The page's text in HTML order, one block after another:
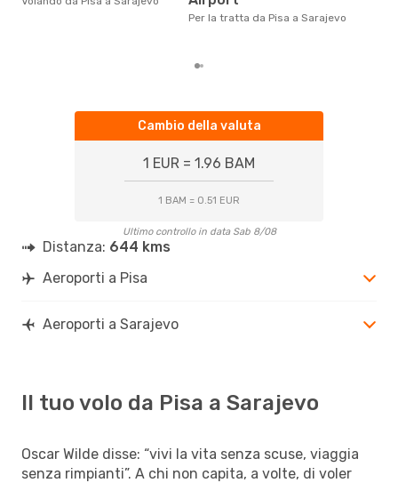
Per la tratta da Pisa a Sarajevo
Cambio della valuta
1 EUR = 1.96 BAM
1 BAM = 0.51 EUR
Ultimo controllo in data Sab 8/08
Distanza: 644 kms
Aeroporti a Pisa
Aeroporti a Sarajevo
Il tuo volo da Pisa a Sarajevo
Oscar Wilde disse: “vivi la vita senza scuse, viaggia
senza rimpianti”. A chi non capita, a volte, di voler